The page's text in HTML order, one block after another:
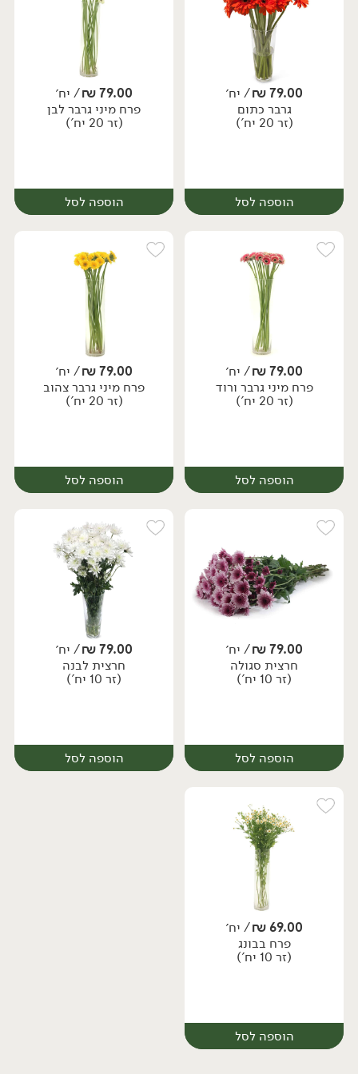
יח׳ יח׳
79.00
₪/ יח׳
גרבר כתום
(זר 20 יח')
הוספה לסל
יח׳
79.00
₪/ יח׳
פרח מיני גרבר לבן
(זר 20 יח')
הוספה לסל
יח׳
79.00
₪/ יח׳
פרח מיני גרבר ורוד
(זר 20 יח')
הוספה לסל
יח׳
79.00
₪/ יח׳
פרח מיני גרבר צהוב
(זר 20 יח')
הוספה לסל
יח׳
79.00
₪/ יח׳
חרצית סגולה
(זר 10 יח')
הוספה לסל
יח׳
79.00
₪/ יח׳
חרצית לבנה
(זר 10 יח')
הוספה לסל
69.00
₪/ יח׳
פרח בבונג
(זר 10 יח')
הוספה לסל